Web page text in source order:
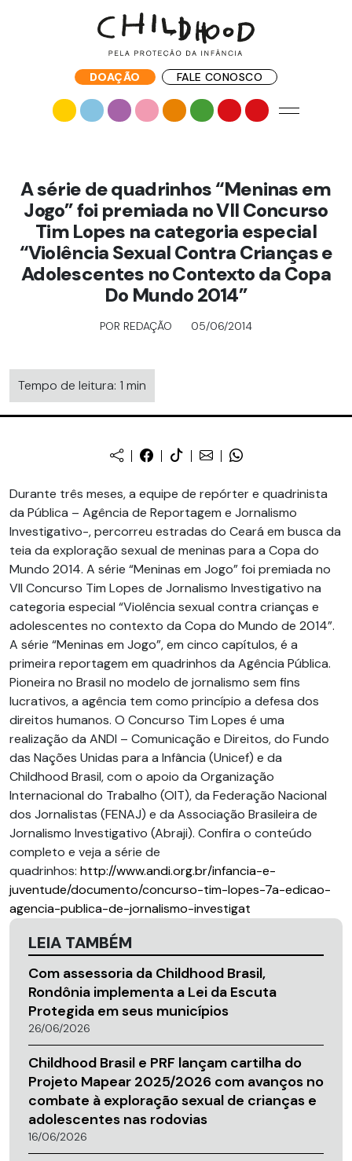
DOAÇÃO FALE CONOSCO
A série de quadrinhos “Meninas em
Jogo” foi premiada no VII Concurso
Tim Lopes na categoria especial
“Violência Sexual Contra Crianças e
Adolescentes no Contexto da Copa
Do Mundo 2014”
POR REDAÇÃO 05/06/2014
Tempo de leitura: 1 min
Durante três meses, a equipe de repórter e quadrinista
da Pública – Agência de Reportagem e Jornalismo
Investigativo-, percorreu estradas do Ceará em busca da
teia da exploração sexual de meninas para a Copa do
Mundo 2014. A série “Meninas em Jogo” foi premiada no
VII Concurso Tim Lopes de Jornalismo Investigativo na
categoria especial “Violência sexual contra crianças e
adolescentes no contexto da Copa do Mundo de 2014”.
A série “Meninas em Jogo”, em cinco capítulos, é a
primeira reportagem em quadrinhos da Agência Pública.
Pioneira no Brasil no modelo de jornalismo sem fins
lucrativos, a agência tem como princípio a defesa dos
direitos humanos. O Concurso Tim Lopes é uma
realização da ANDI – Comunicação e Direitos, do Fundo
das Nações Unidas para a Infância (Unicef) e da
Childhood Brasil, com o apoio da Organização
Internacional do Trabalho (OIT), da Federação Nacional
dos Jornalistas (FENAJ) e da Associação Brasileira de
Jornalismo Investigativo (Abraji). Confira o conteúdo
completo e veja a série de
quadrinhos: http://www.andi.org.br/infancia-e-
juventude/documento/concurso-tim-lopes-7a-edicao-
agencia-publica-de-jornalismo-investigat
LEIA TAMBÉM
Com assessoria da Childhood Brasil,
Rondônia implementa a Lei da Escuta
Protegida em seus municípios
26/06/2026
Childhood Brasil e PRF lançam cartilha do
Projeto Mapear 2025/2026 com avanços no
combate à exploração sexual de crianças e
adolescentes nas rodovias
16/06/2026